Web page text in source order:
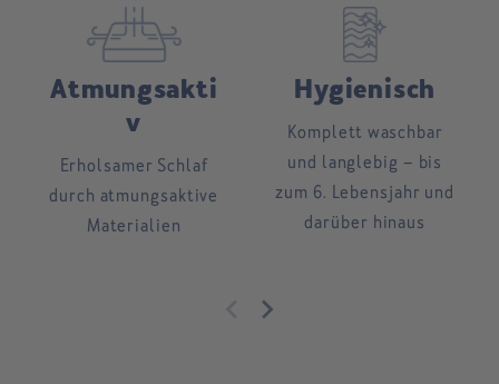
Atmungsakti
v
Erholsamer Schlaf
durch atmungsaktive
Materialien
Hygienisch
Komplett waschbar
und langlebig – bis
zum 6. Lebensjahr und
darüber hinaus